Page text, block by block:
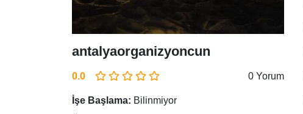
antalyaorganizyoncun
0.0 0 Yorum
İşe Başlama: Bilinmiyor